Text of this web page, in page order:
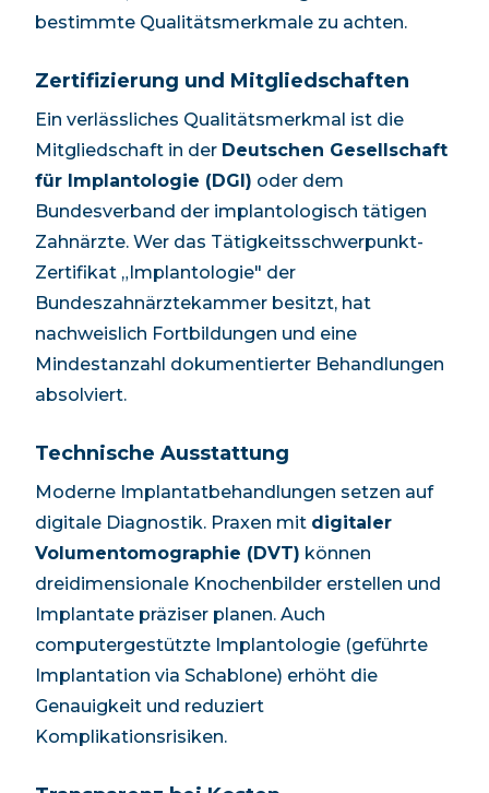
bestimmte Qualitätsmerkmale zu achten.
Zertifizierung und Mitgliedschaften
Ein verlässliches Qualitätsmerkmal ist die
Mitgliedschaft in der Deutschen Gesellschaft
für Implantologie (DGI) oder dem
Bundesverband der implantologisch tätigen
Zahnärzte. Wer das Tätigkeitsschwerpunkt-
Zertifikat „Implantologie" der
Bundeszahnärztekammer besitzt, hat
nachweislich Fortbildungen und eine
Mindestanzahl dokumentierter Behandlungen
absolviert.
Technische Ausstattung
Moderne Implantatbehandlungen setzen auf
digitale Diagnostik. Praxen mit digitaler
Volumentomographie (DVT) können
dreidimensionale Knochenbilder erstellen und
Implantate präziser planen. Auch
computergestützte Implantologie (geführte
Implantation via Schablone) erhöht die
Genauigkeit und reduziert
Komplikationsrisiken.